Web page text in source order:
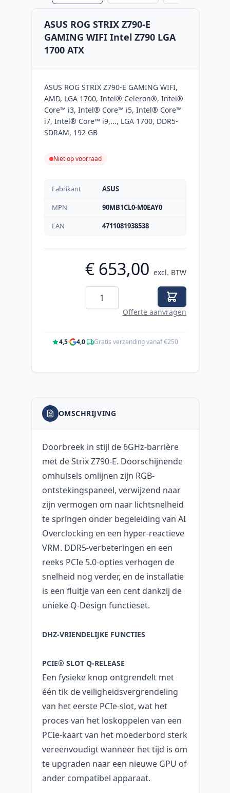
ASUS ROG STRIX Z790-E
GAMING WIFI Intel Z790 LGA
1700 ATX
ASUS ROG STRIX Z790-E GAMING WIFI,
AMD, LGA 1700, Intel® Celeron®, Intel®
Core™ i3, Intel® Core™ i5, Intel® Core™
i7, Intel® Core™ i9,..., LGA 1700, DDR5-
SDRAM, 192 GB
Niet op voorraad
Fabrikant
ASUS
MPN
90MB1CL0-M0EAY0
EAN
4711081938538
€ 653,00 excl. BTW
Aantal
Offerte aanvragen
4,5· 4,0· Gratis verzending vanaf €250
OMSCHRIJVING
Doorbreek in stijl de 6GHz-barrière
met de Strix Z790-E. Doorschijnende
omhulsels omlijnen zijn RGB-
ontstekingspaneel, verwijzend naar
zijn vermogen om naar lichtsnelheid
te springen onder begeleiding van AI
Overclocking en een hyper-reactieve
VRM. DDR5-verbeteringen en een
reeks PCIe 5.0-opties verhogen de
snelheid nog verder, en de installatie
is een fluitje van een cent dankzij de
unieke Q-Design functieset.
DHZ-VRIENDELIJKE FUNCTIES
PCIE® SLOT Q-RELEASE
Een fysieke knop ontgrendelt met
één tik de veiligheidsvergrendeling
van het eerste PCIe-slot, wat het
proces van het loskoppelen van een
PCIe-kaart van het moederbord sterk
vereenvoudigt wanneer het tijd is om
te upgraden naar een nieuwe GPU of
ander compatibel apparaat.